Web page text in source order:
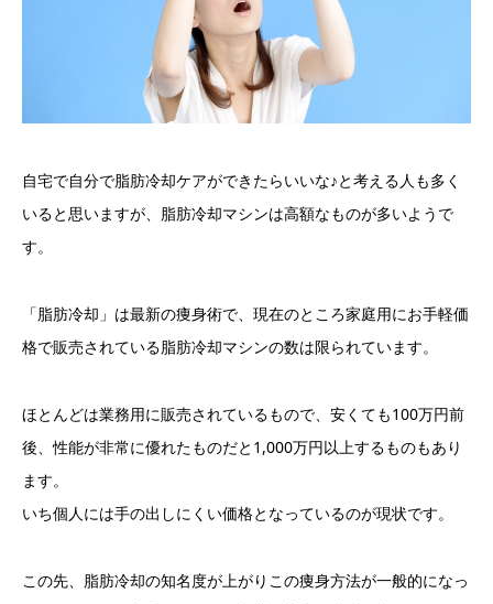
自宅で自分で脂肪冷却ケアができたらいいな♪と考える人も多く
いると思いますが、脂肪冷却マシンは高額なものが多いようで
す。
「脂肪冷却」は最新の痩身術で、現在のところ家庭用にお手軽価
格で販売されている脂肪冷却マシンの数は限られています。
ほとんどは業務用に販売されているもので、安くても100万円前
後、性能が非常に優れたものだと1,000万円以上するものもあり
ます。
いち個人には手の出しにくい価格となっているのが現状です。
この先、脂肪冷却の知名度が上がりこの痩身方法が一般的になっ